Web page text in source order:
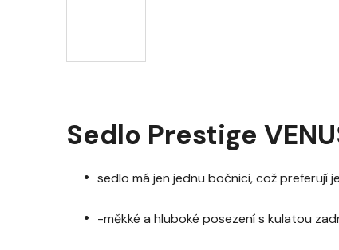
Sedlo Prestige
sedlo má jen jednu bočnici, což preferují
-měkké a hluboké posezení s kulatou